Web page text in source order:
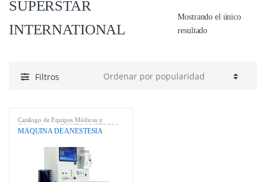
SUPERSTAR
INTERNATIONAL
Mostrando el único
resultado
Filtros
Catálogo de Equipos Médicos y
Odontológicos
EQUIPOS MEDICOS
MÁQUINAS DE ANESTESIA,
INTERNATIONAL
MÁQUINA DE ANESTESIA